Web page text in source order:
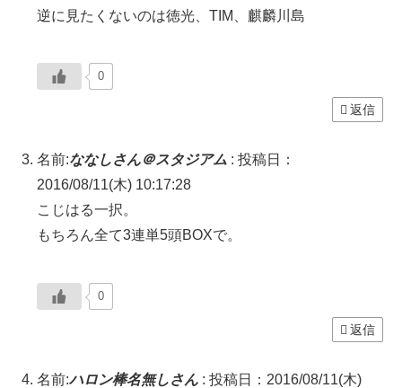
逆に見たくないのは徳光、TIM、麒麟川島
0
返信
名前:ななしさん＠スタジアム : 投稿日：
2016/08/11(木) 10:17:28
こじはる一択。
もちろん全て3連単5頭BOXで。
0
返信
名前:ハロン棒名無しさん : 投稿日：2016/08/11(木)